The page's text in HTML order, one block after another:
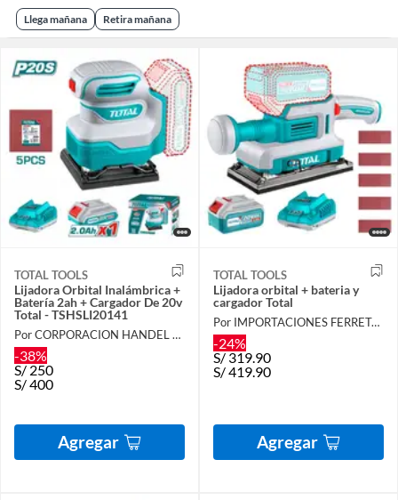
Llega mañana Retira mañana
TOTAL TOOLS
Lijadora Orbital Inalámbrica +
Batería 2ah + Cargador De 20v
Total - TSHSLI20141
Por CORPORACION HANDEL SAC
-38%
S/250
S/400
Agregar
TOTAL TOOLS
Lijadora orbital + bateria y
cargador Total
Por IMPORTACIONES FERRETOOLS
-24%
S/319.90
S/419.90
Agregar